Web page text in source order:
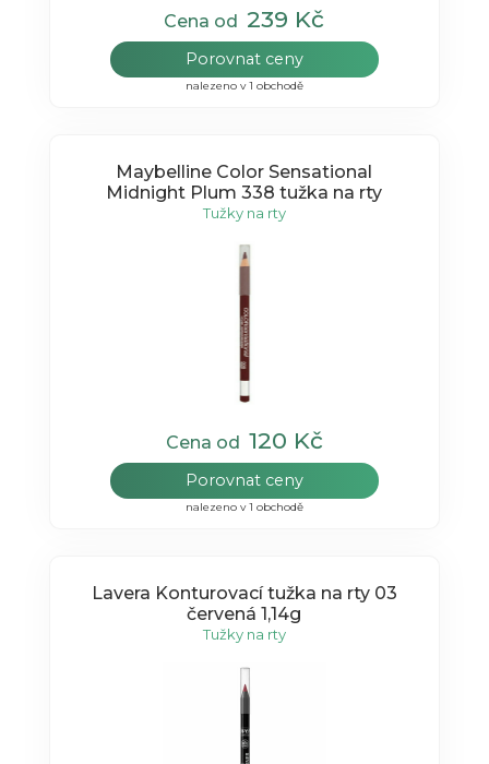
Cena od239 Kč
Porovnat ceny
nalezeno v 1 obchodě
Maybelline Color Sensational
Midnight Plum 338 tužka na rty
Tužky na rty
Cena od 120 Kč
Porovnat ceny
nalezeno v 1 obchodě
Lavera Konturovací tužka na rty 03
červená 1,14g
Tužky na rty